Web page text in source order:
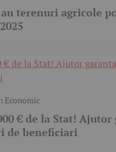
terenuri agricole
Economic
€ de la Stat!
de beneficiari